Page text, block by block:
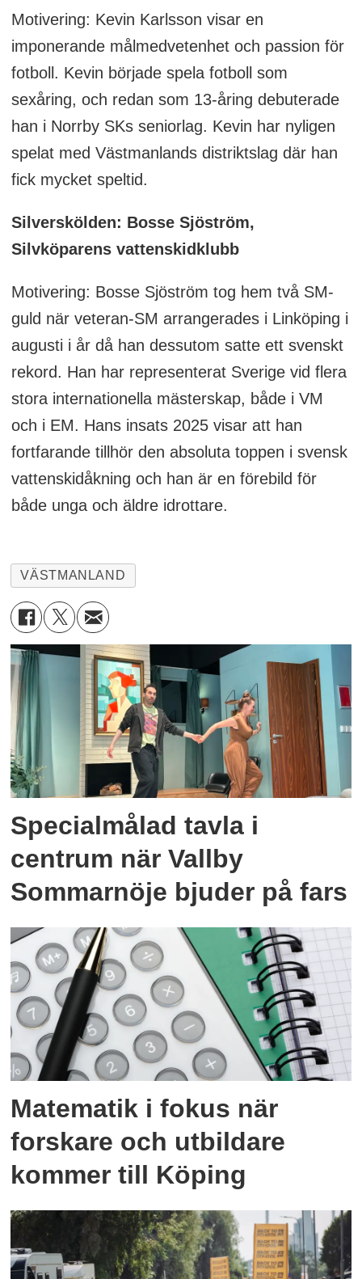
Motivering: Kevin Karlsson visar en
imponerande målmedvetenhet och passion för
fotboll. Kevin började spela fotboll som
sexåring, och redan som 13-åring debuterade
han i Norrby SKs seniorlag. Kevin har nyligen
spelat med Västmanlands distriktslag där han
fick mycket speltid.
Silverskölden: Bosse Sjöström,
Silvköparens vattenskidklubb
Motivering: Bosse Sjöström tog hem två SM-
guld när veteran-SM arrangerades i Linköping i
augusti i år då han dessutom satte ett svenskt
rekord. Han har representerat Sverige vid flera
stora internationella mästerskap, både i VM
och i EM. Hans insats 2025 visar att han
fortfarande tillhör den absoluta toppen i svensk
vattenskidåkning och han är en förebild för
både unga och äldre idrottare.
VÄSTMANLAND
Specialmålad tavla i
centrum när Vallby
Sommarnöje bjuder på fars
Matematik i fokus när
forskare och utbildare
kommer till Köping